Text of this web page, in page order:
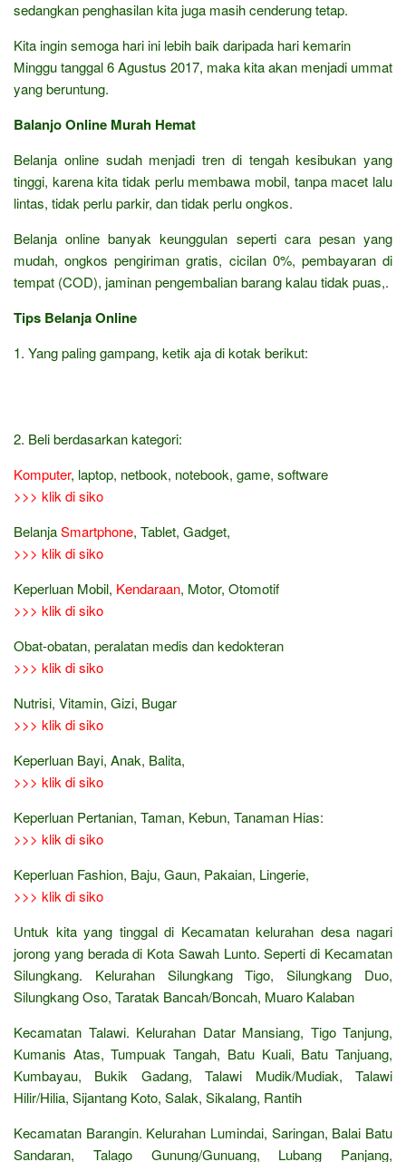
sedangkan penghasilan kita juga masih cenderung tetap.
Kita ingin semoga hari ini lebih baik daripada hari kemarin
Minggu tanggal 6 Agustus 2017, maka kita akan menjadi ummat
yang beruntung.
Balanjo Online Murah Hemat
Belanja online sudah menjadi tren di tengah kesibukan yang
tinggi, karena kita tidak perlu membawa mobil, tanpa macet lalu
lintas, tidak perlu parkir, dan tidak perlu ongkos.
Belanja online banyak keunggulan seperti cara pesan yang
mudah, ongkos pengiriman gratis, cicilan 0%, pembayaran di
tempat (COD), jaminan pengembalian barang kalau tidak puas,.
Tips Belanja Online
1. Yang paling gampang, ketik aja di kotak berikut:
2. Beli berdasarkan kategori:
Komputer, laptop, netbook, notebook, game, software
>>> klik di siko
BelanjaSmartphone, Tablet, Gadget,
>>> klik di siko
Keperluan Mobil, Kendaraan, Motor, Otomotif
>>> klik di siko
Obat-obatan, peralatan medis dan kedokteran
>>> klik di siko
Nutrisi, Vitamin, Gizi, Bugar
>>> klik di siko
Keperluan Bayi, Anak, Balita,
>>> klik di siko
Keperluan Pertanian, Taman, Kebun, Tanaman Hias:
>>> klik di siko
Keperluan Fashion, Baju, Gaun, Pakaian, Lingerie,
>>> klik di siko
Untuk kita yang tinggal di Kecamatan kelurahan desa nagari
jorong yang berada di Kota Sawah Lunto. Seperti di Kecamatan
Silungkang. Kelurahan Silungkang Tigo, Silungkang Duo,
Silungkang Oso, Taratak Bancah/Boncah, Muaro Kalaban
Kecamatan Talawi. Kelurahan Datar Mansiang, Tigo Tanjung,
Kumanis Atas, Tumpuak Tangah, Batu Kuali, Batu Tanjuang,
Kumbayau, Bukik Gadang, Talawi Mudik/Mudiak, Talawi
Hilir/Hilia, Sijantang Koto, Salak, Sikalang, Rantih
Kecamatan Barangin. Kelurahan Lumindai, Saringan, Balai Batu
Sandaran, Talago Gunung/Gunuang, Lubang Panjang,